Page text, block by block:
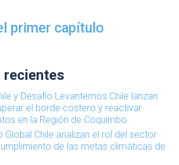
primer capítulo
recientes
y Desafío Levantemos Chile lanzan
el borde costero y reactivar
en la Región de Coquimbo
Global Chile analizan el rol del sector
de las metas climáticas de